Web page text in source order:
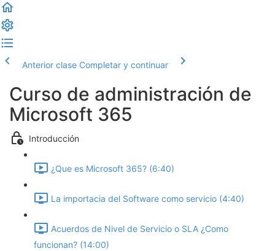
Anterior clase Completar y continuar
Curso de administración de
Microsoft 365
Introducción
¿Que es Microsoft 365? (6:40)
La importacia del Software como servicio (4:40)
Acuerdos de Nivel de Servicio o SLA ¿Como
funcionan? (14:00)